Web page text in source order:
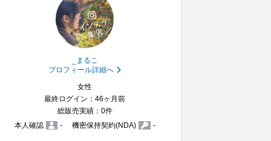
_まるこ
プロフィール詳細へ
女性
最終ログイン：46ヶ月前
総販売実績：0件
本人確認
- 機密保持契約(NDA) -